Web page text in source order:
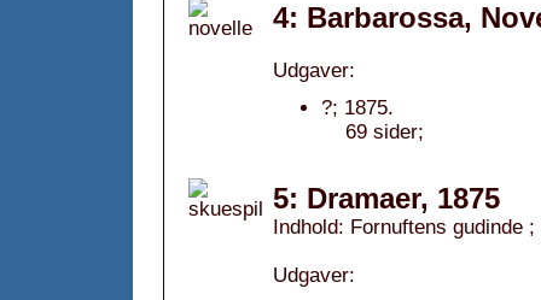
4: Barbarossa,
Udgaver:
?; 1875.
69 sider;
5: Dramaer, 1875
Indhold: Fornuftens gudinde
Udgaver: